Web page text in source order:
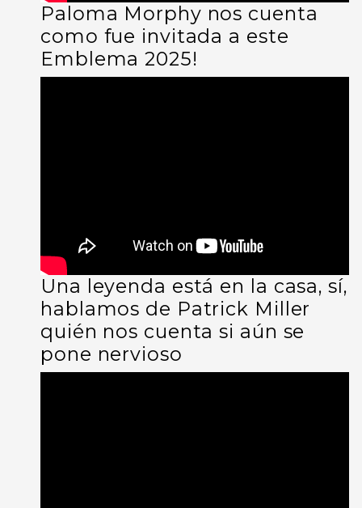
Paloma Morphy nos cuenta
como fue invitada a este
Emblema 2025!
Una leyenda está en la casa, sí,
hablamos de Patrick Miller
quién nos cuenta si aún se
pone nervioso